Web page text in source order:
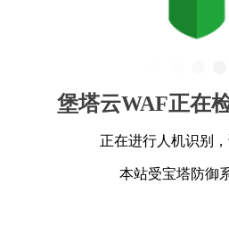
堡塔云WAF正在
正在进行人机识别
本站受宝塔防御